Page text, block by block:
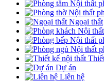
Nội thất
Nội thất
Ngoại thất
Nội
Nội thất
Nội thất
Dự án
Liên hệ